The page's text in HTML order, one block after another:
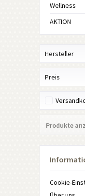
Wellness
AKTION
Hersteller
dormiente
JOKA
Preis
Produkte
Cookie-